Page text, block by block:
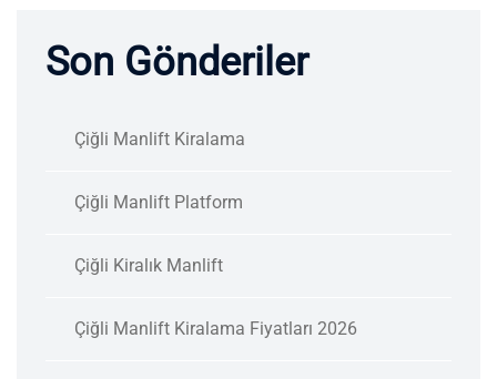
Son Gönderiler
Çiğli Manlift Kiralama
Çiğli Manlift Platform
Çiğli Kiralık Manlift
Çiğli Manlift Kiralama Fiyatları 2026